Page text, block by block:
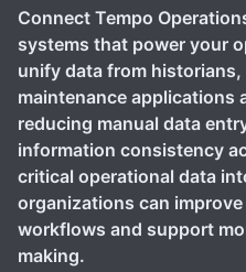
Connect Tempo
systems that power your
unify data from
maintenance applications
reducing manual data
information consistency
critical operational data
organizations can
workflows and support
making.